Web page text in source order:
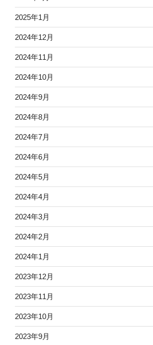
2025年1月
2024年12月
2024年11月
2024年10月
2024年9月
2024年8月
2024年7月
2024年6月
2024年5月
2024年4月
2024年3月
2024年2月
2024年1月
2023年12月
2023年11月
2023年10月
2023年9月